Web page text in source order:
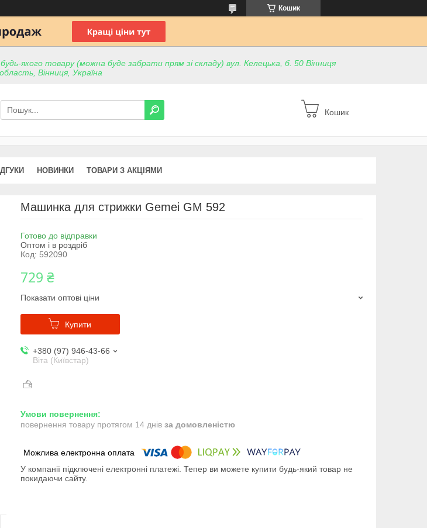
Кошик
якого товару (можна буде забрати прям зі складу) вул. Келецька, б. 50 Вінниця
Вінниця, Україна
Кошик
НОВИНКИ ТОВАРИ З АКЦІЯМИ
Машинка для стрижки Gemei GM 592
Готово до відправки
Оптом і в роздріб
Код: 592090
729 ₴
Показати оптові ціни
Купити
+380 (97) 946-43-66
Віта (Київстар)
повернення товару протягом 14 днів за домовленістю
У компанії підключені електронні платежі. Тепер ви можете купити будь-який товар не
покидаючи сайту.